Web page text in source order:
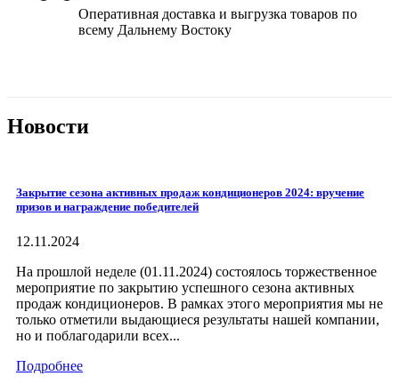
Оперативная доставка и выгрузка товаров по
всему Дальнему Востоку
Новости
Закрытие сезона активных продаж кондиционеров 2024: вручение
призов и награждение победителей
12.11.2024
На прошлой неделе (01.11.2024) состоялось торжественное
мероприятие по закрытию успешного сезона активных
продаж кондиционеров. В рамках этого мероприятия мы не
только отметили выдающиеся результаты нашей компании,
но и поблагодарили всех...
Подробнее